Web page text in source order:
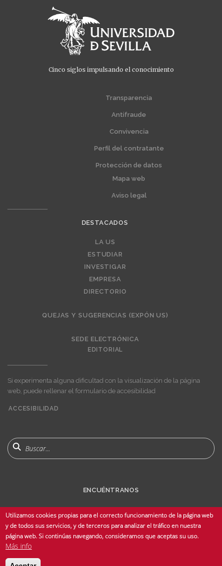
Cinco siglos impulsando el conocimiento
Transparencia
Antifraude
Convivencia
Perfil del contratante
Protección de datos
Mapa web
Aviso legal
DESTACADOS
LA US
ESTUDIAR
INVESTIGAR
EMPRESA
DIRECTORIO
QUEJAS Y SUGERENCIAS (EXPÓN US)
SEDE ELECTRÓNICA
EDITORIAL
Si experimenta alguna dificultad con la visualización de la página
web, puede rellenar el formulario de accesibilidad
menu
ACCESIBILIDAD
Buscar
ENCUÉNTRANOS
© Copyright 2025 Universidad de Sevilla - Todos los derechos reservados -
Utilizamos cookies propias para el correcto funcionamiento de la página web
y de todos sus servicios, y de terceros para analizar el tráfico en nuestra
página web. Si continúas navegando, consideramos que aceptas su uso.
Más info